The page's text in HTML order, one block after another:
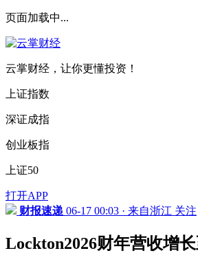
页面加载中...
云掌财经，让你更懂投资！
上证指数
深证成指
创业板指
上证50
打开APP
财报速递 06-17 00:03 · 来自浙江 关注
Lockton2026财年营收增